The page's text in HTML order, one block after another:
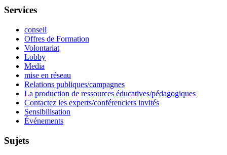
Services
conseil
Offres de Formation
Volontariat
Lobby
Media
mise en réseau
Relations publiques/campagnes
La production de ressources éducatives/pédagogiques
Contactez les experts/conférenciers invités
Sensibilisation
Événements
Sujets